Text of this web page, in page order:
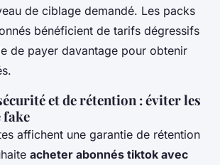
de ciblage demandé. Les packs
bénéficient de tarifs dégressifs
de payer davantage pour obtenir
et de rétention : éviter les
fake
affichent une garantie de rétention
acheter abonnés tiktok avec